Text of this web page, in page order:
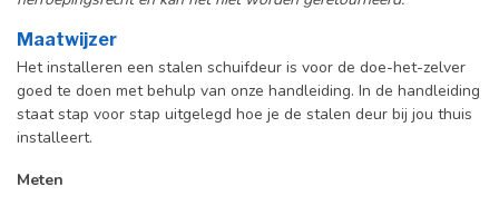
Maatwijzer
Het installeren een stalen schuifdeur is voor de doe-het-zelver
goed te doen met behulp van onze handleiding. In de handleiding
staat stap voor stap uitgelegd hoe je de stalen deur bij jou thuis
installeert.
Meten